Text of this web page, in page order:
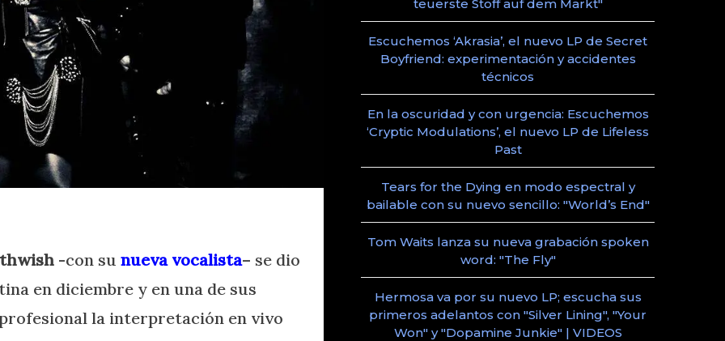
-con su nueva vocalista– se dio
en diciembre y en una de sus
la interpretación en vivo
teuerste Stoff auf dem Markt"
Escuchemos ‘Akrasia’, el nuevo LP de Secret
Boyfriend: experimentación y accidentes
técnicos
En la oscuridad y con urgencia: Escuchemos
‘Cryptic Modulations’, el nuevo LP de Lifeless
Past
Tears for the Dying en modo espectral y
bailable con su nuevo sencillo: "World’s End"
Tom Waits lanza su nueva grabación spoken
word: "The Fly"
Hermosa va por su nuevo LP; escucha sus
primeros adelantos con "Silver Lining", "Your
Won" y "Dopamine Junkie" | VIDEOS